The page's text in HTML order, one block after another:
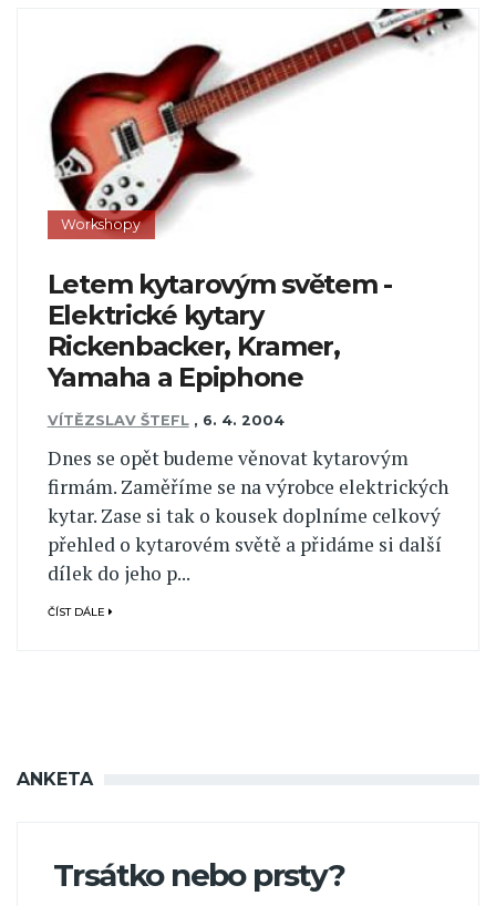
Workshopy
Letem kytarovým světem -
Elektrické kytary
Rickenbacker, Kramer,
Yamaha a Epiphone
VÍTĚZSLAV ŠTEFL , 6. 4. 2004
Dnes se opět budeme věnovat kytarovým
firmám. Zaměříme se na výrobce elektrických
kytar. Zase si tak o kousek doplníme celkový
přehled o kytarovém světě a přidáme si další
dílek do jeho p...
ČÍST DÁLE
ANKETA
Trsátko nebo prsty?